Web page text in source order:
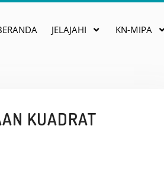
JELAJAHI KN-MIPA
KUADRAT